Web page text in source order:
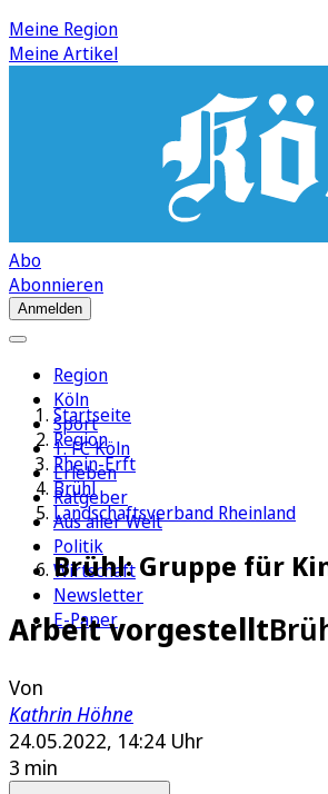
Meine Region
Meine Artikel
Abo
Abonnieren
Anmelden
Region
Köln
Sport
1. FC Köln
Erleben
Ratgeber
Aus aller Welt
Politik
Wirtschaft
Newsletter
E-Paper
Startseite
Region
Rhein-Erft
Brühl
Landschaftsverband Rheinland
Brühl: Gruppe für
Arbeit vorgestellt
Von
Kathrin Höhne
24.05.2022, 14:24 Uhr
3 min